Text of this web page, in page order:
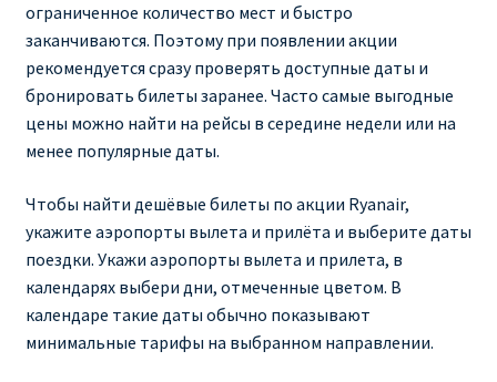
АВИАБИЛЕТЫ RYANAIR ОТ € 12
АВИАБИЛЕТЫ ВИЛЬНЮС БАРСЕЛОНА
Акции RYANAIR из Варшавы
Акции RYANAIR из Вильнюса
Акции RYANAIR из Каунаса
ограниченное количество мест и быстро
заканчиваются. Поэтому при появлении акции
рекомендуется сразу проверять доступные даты и
бронировать билеты заранее. Часто самые выгодные
цены можно найти на рейсы в середине недели или на
менее популярные даты.
Чтобы найти дешёвые билеты по акции Ryanair,
укажите аэропорты вылета и прилёта и выберите даты
поездки. Укажи аэропорты вылета и прилета, в
календарях выбери дни, отмеченные цветом. В
календаре такие даты обычно показывают
минимальные тарифы на выбранном направлении.